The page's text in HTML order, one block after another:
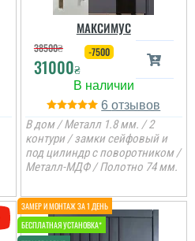
Денис
Просто шикарне
виконання данних
дверей , нічого більше
МАКСИМУС
38500₴
31000₴
-7500
6
В дом / Металл 1.8 мм. / 2
контури / замки сейфовый и
под цилиндр с поворотником /
Металл-МДФ / Полотно 74 мм.